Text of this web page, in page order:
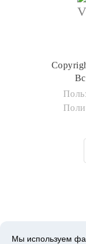
Мы используем